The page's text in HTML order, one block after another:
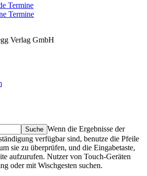
Termine
Termine
Verlag GmbH
Wenn die Ergebnisse der
verfügbar sind, benutze die Pfeile
sie zu überprüfen, und die Eingabetaste,
aufzurufen. Nutzer von Touch-Geräten
oder mit Wischgesten suchen.